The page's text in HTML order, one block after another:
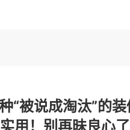
“被说成淘汰”的
实用！别再昧良心了